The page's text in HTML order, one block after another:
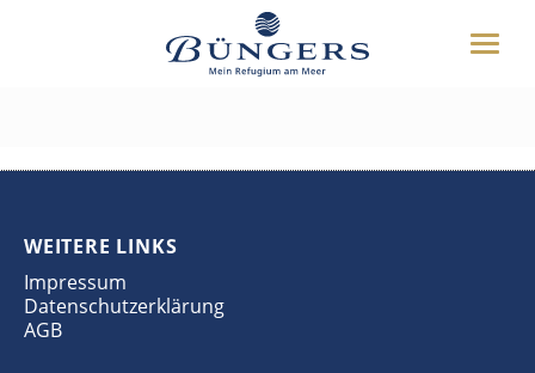
Toggle
BUCHEN
04349 8070
parkplatz-neuer
WEITERE LINKS
Impressum
Datenschutzerklärung
AGB